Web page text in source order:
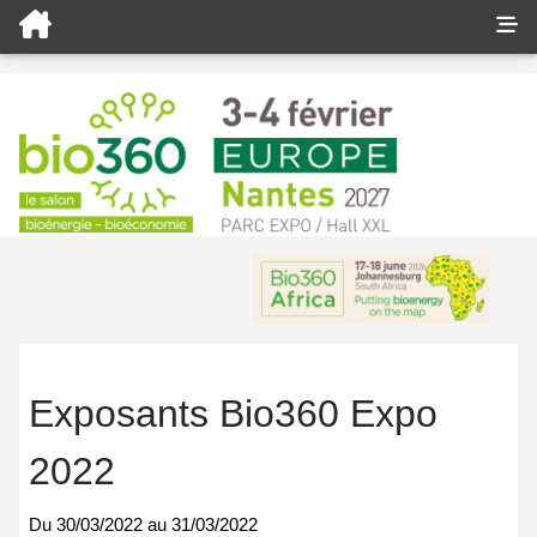
Exposants Bio360 Expo
2022
Du 30/03/2022 au 31/03/2022